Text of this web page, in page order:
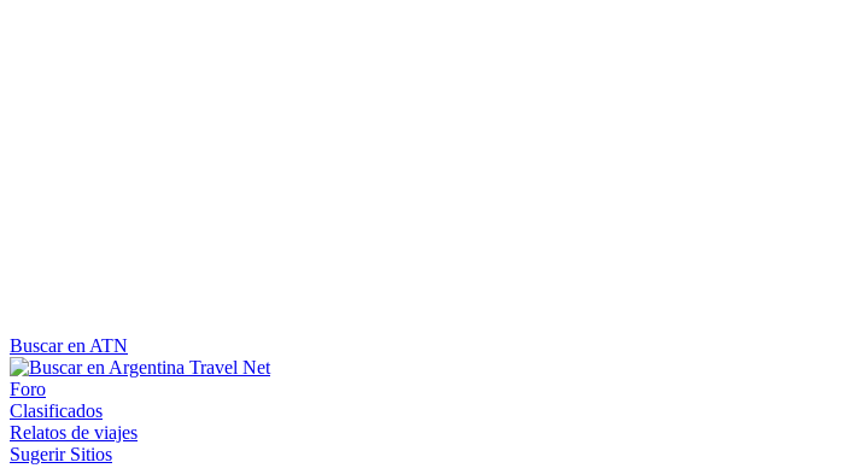
Buscar en ATN
Foro
Clasificados
Relatos de viajes
Sugerir Sitios